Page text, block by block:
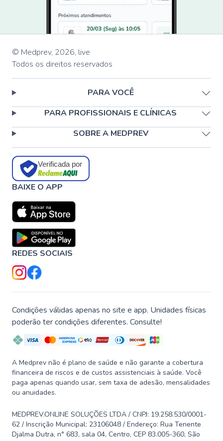
© Medprev, 2026, live
Todos os direitos reservados
PARA VOCÊ
PARA PROFISSIONAIS E CLÍNICAS
SOBRE A MEDPREV
Verificada por
BAIXE O APP
REDES SOCIAIS
Condições válidas apenas no site e app. Unidades físicas
poderão ter condições diferentes. Consulte!
A Medprev não é plano de saúde e não garante a cobertura
financeira de riscos e de custos assistenciais à saúde. Você
paga apenas quando usar, sem taxa de adesão, mensalidades
ou anuidades.
MEDPREV.ONLINE SOLUÇÕES LTDA / CNPJ: 19.258.530/0001-
62 / Inscrição Municipal: 23106048 / Endereço: Rua Tenente
Djalma Dutra, n° 683, sala 04, Centro, CEP 83.005-360, São